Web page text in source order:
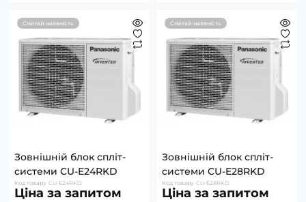
Спитай наявність
Зовнішній блок спліт-
системи CU-E24RKD
Код товару: CU-E24RKD
Ціна за запитом
Спитай наявність
Зовнішній блок спліт-
системи CU-E28RKD
Код товару: CU-E28RKD
Ціна за запитом